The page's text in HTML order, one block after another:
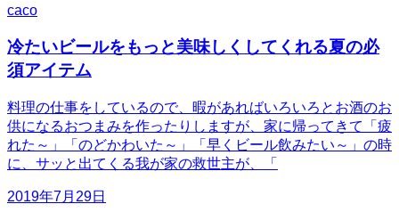
caco
冷たいビールをもっと美味しくしてくれる夏の必
須アイテム
料理の仕事をしているので、暇があればいろいろとお酒のお
供になるおつまみを作ったりしますが、家に帰ってきて「疲
れた～」「のどかわいた～」「早くビール飲みたい～」の時
に、サッと出てくる我が家の救世主が、「
2019年7月29日